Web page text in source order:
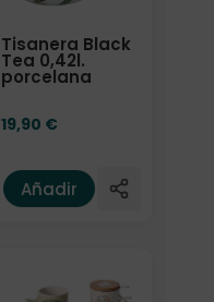
Tisanera Black
Tea 0,42l.
porcelana
19,90 €
Añadir